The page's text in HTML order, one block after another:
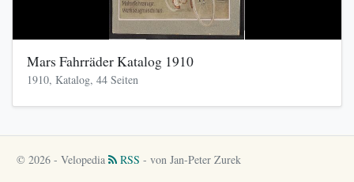
Mars Fahrräder Katalog 1910
1910, Katalog, 44 Seiten
© 2026 - Velopedia RSS - von Jan-Peter Zurek